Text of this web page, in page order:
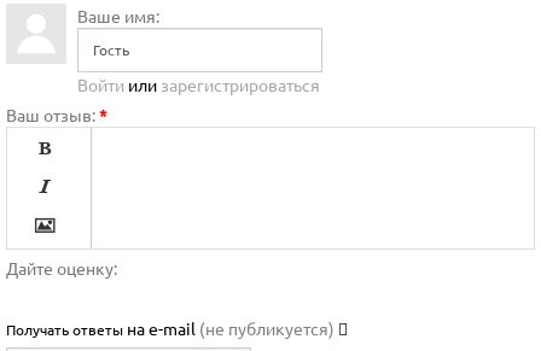
Ваше имя:
Войти или зарегистрироваться
Ваш отзыв:*






Дайте оценку:
Получать ответы на e-mail (не публикуется)